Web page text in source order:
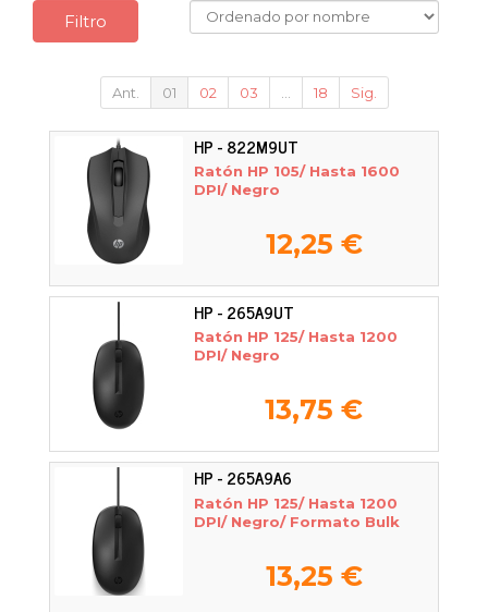
Filtro
Ant. 01 02 03 18 Sig.
HP - 822M9UT
Ratón HP 105/ Hasta 1600
DPI/ Negro
12,25 €
HP - 265A9UT
Ratón HP 125/ Hasta 1200
DPI/ Negro
13,75 €
HP - 265A9A6
Ratón HP 125/ Hasta 1200
DPI/ Negro/ Formato Bulk
13,25 €